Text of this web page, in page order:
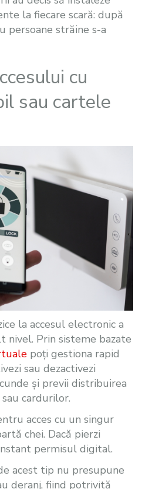
la fiecare scară: după
persoane străine s-a
cu
sau cartele
la accesul electronic a
nivel. Prin sisteme bazate
poți gestiona rapid
sau dezactivezi
și previi distribuirea
cardurilor.
acces cu un singur
chei. Dacă pierzi
permisul digital.
acest tip nu presupune
deranj, fiind potrivită